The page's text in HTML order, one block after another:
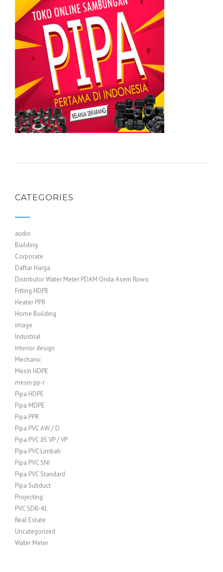
CATEGORIES
audio
Building
Corporate
Daftar Harga
Distributor Water Meter PDAM Onda Asem Rowo
Fitting HDPE
Heater PPR
Home Building
image
Industrial
Interior design
Mechanic
Mesin HDPE
mesin pp-r
Pipa HDPE
Pipa MDPE
Pipa PPR
Pipa PVC AW / D
Pipa PVC JIS VP / VP
Pipa PVC Limbah
Pipa PVC SNI
Pipa PVC Standard
Pipa Subduct
Projecting
PVC SDR-41
Real Estate
Uncategorized
Water Meter